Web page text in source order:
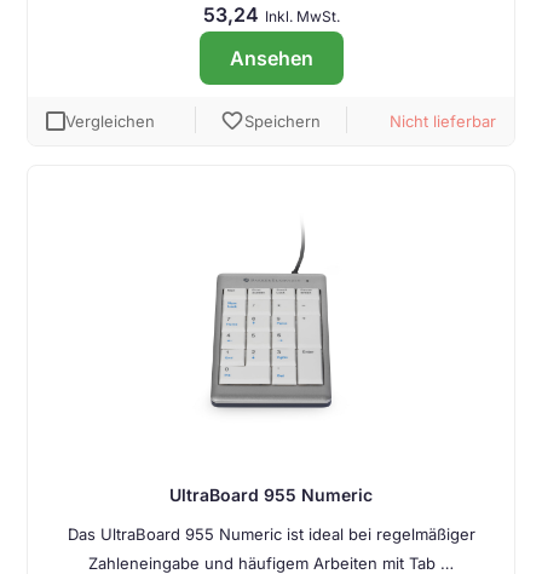
53,24 Inkl. MwSt.
Ansehen
Vergleichen favoriteSpeichern Nicht lieferbar
UltraBoard 955 Numeric
Das UltraBoard 955 Numeric ist ideal bei regelmäßiger
Zahleneingabe und häufigem Arbeiten mit Tab …